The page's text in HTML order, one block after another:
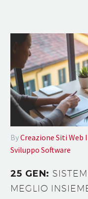
ByCreazione Siti Web
Sviluppo Software
25 GEN:
MEGLIO